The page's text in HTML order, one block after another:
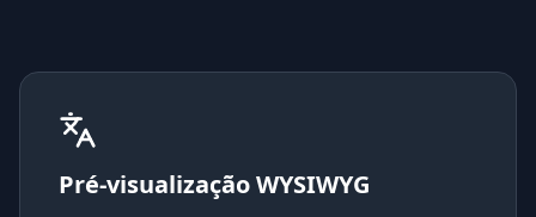
Pré-visualização WYSIWYG